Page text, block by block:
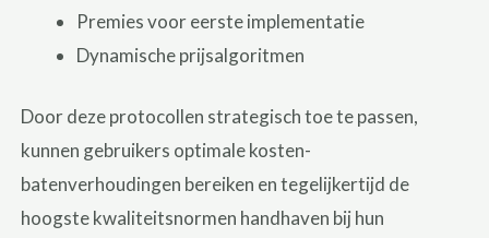
Premies voor eerste implementatie
Dynamische prijsalgoritmen
Door deze protocollen strategisch toe te passen,
kunnen gebruikers optimale kosten-
batenverhoudingen bereiken en tegelijkertijd de
hoogste kwaliteitsnormen handhaven bij hun